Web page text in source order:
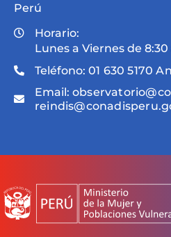
Perú
Horario:
Lunes a Viernes de
Teléfono: 01 630 5170
Email: